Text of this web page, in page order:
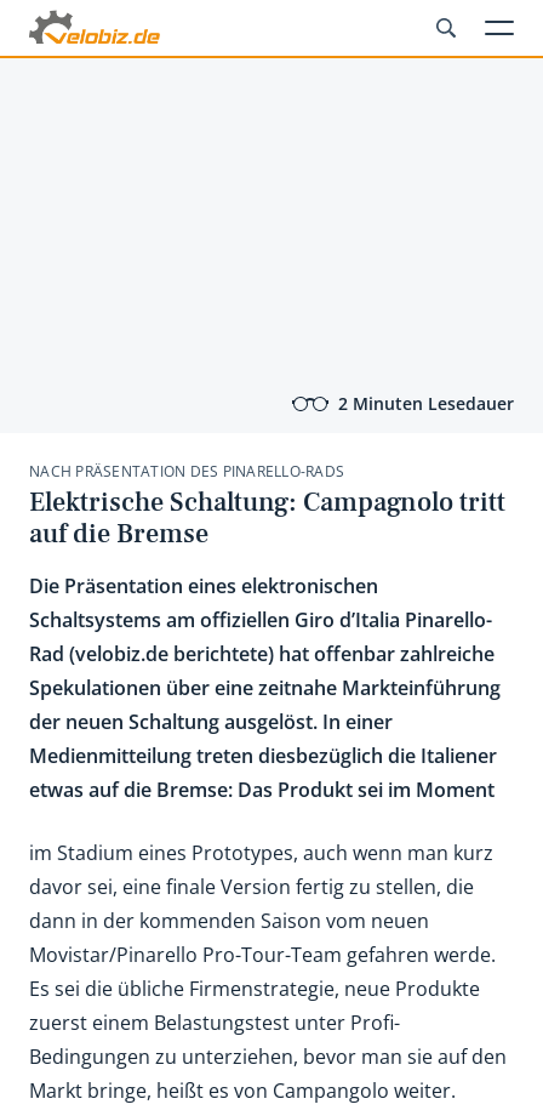
2 Minuten Lesedauer
NACH PRÄSENTATION DES PINARELLO-RADS
Elektrische Schaltung: Campagnolo tritt
auf die Bremse
Die Präsentation eines elektronischen
Schaltsystems am offiziellen Giro d’Italia Pinarello-
Rad (velobiz.de berichtete) hat offenbar zahlreiche
Spekulationen über eine zeitnahe Markteinführung
der neuen Schaltung ausgelöst. In einer
Medienmitteilung treten diesbezüglich die Italiener
etwas auf die Bremse: Das Produkt sei im Moment
im Stadium eines Prototypes, auch wenn man kurz
davor sei, eine finale Version fertig zu stellen, die
dann in der kommenden Saison vom neuen
Movistar/Pinarello Pro-Tour-Team gefahren werde.
Es sei die übliche Firmenstrategie, neue Produkte
zuerst einem Belastungstest unter Profi-
Bedingungen zu unterziehen, bevor man sie auf den
Markt bringe, heißt es von Campangolo weiter.